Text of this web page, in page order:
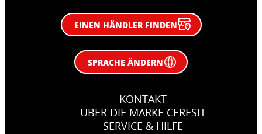
EINEN HÄNDLER FINDEN
SPRACHE ÄNDERN
KONTAKT
ÜBER DIE MARKE CERESIT
SERVICE & HILFE